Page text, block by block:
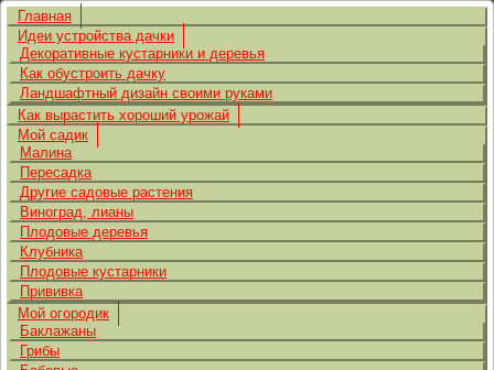
Главная
Идеи устройства дачки
Декоративные кустарники и деревья
Как обустроить дачку
Ландшафтный дизайн своими руками
Как вырастить хороший урожай
Мой садик
Малина
Пересадка
Другие садовые растения
Виноград, лианы
Плодовые деревья
Клубника
Плодовые кустарники
Прививка
Мой огородик
Баклажаны
Грибы